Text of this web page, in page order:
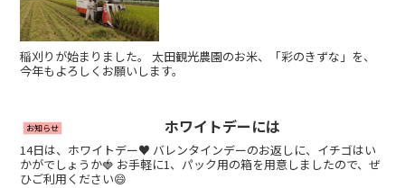
稲刈りが始まりました。 太田観光農園のお米、「彩のきずな」を、
今年もよろしくお願いします。
お知らせ ホワイトデーには
14日は、ホワイトデー♥ バレンタインデーのお返しに、イチゴはい
かがでしょうか🍓 お手軽に1、パック用の箱を用意しましたので、ぜ
ひご利用ください😄